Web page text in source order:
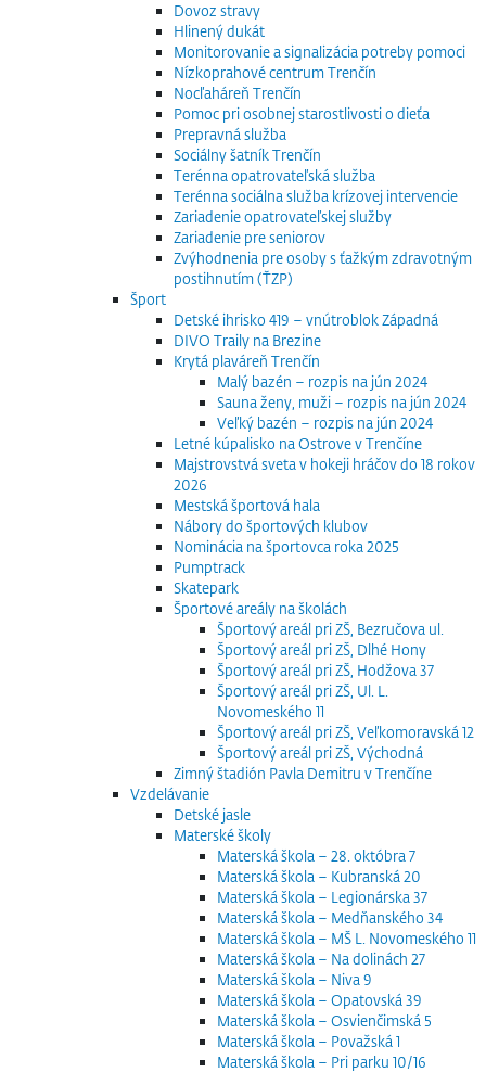
Dovoz stravy
Hlinený dukát
Monitorovanie a signalizácia potreby pomoci
Nízkoprahové centrum Trenčín
Nocľaháreň Trenčín
Pomoc pri osobnej starostlivosti o dieťa
Prepravná služba
Sociálny šatník Trenčín
Terénna opatrovateľská služba
Terénna sociálna služba krízovej intervencie
Zariadenie opatrovateľskej služby
Zariadenie pre seniorov
Zvýhodnenia pre osoby s ťažkým zdravotným
postihnutím (ŤZP)
Šport
Detské ihrisko 419 – vnútroblok Západná
DIVO Traily na Brezine
Krytá plaváreň Trenčín
Malý bazén – rozpis na jún 2024
Sauna ženy, muži – rozpis na jún 2024
Veľký bazén – rozpis na jún 2024
Letné kúpalisko na Ostrove v Trenčíne
Majstrovstvá sveta v hokeji hráčov do 18 rokov
2026
Mestská športová hala
Nábory do športových klubov
Nominácia na športovca roka 2025
Pumptrack
Skatepark
Športové areály na školách
Športový areál pri ZŠ, Bezručova ul.
Športový areál pri ZŠ, Dlhé Hony
Športový areál pri ZŠ, Hodžova 37
Športový areál pri ZŠ, Ul. L.
Novomeského 11
Športový areál pri ZŠ, Veľkomoravská 12
Športový areál pri ZŠ, Východná
Zimný štadión Pavla Demitru v Trenčíne
Vzdelávanie
Detské jasle
Materské školy
Materská škola – 28. októbra 7
Materská škola – Kubranská 20
Materská škola – Legionárska 37
Materská škola – Medňanského 34
Materská škola – MŠ L. Novomeského 11
Materská škola – Na dolinách 27
Materská škola – Niva 9
Materská škola – Opatovská 39
Materská škola – Osvienčimská 5
Materská škola – Považská 1
Materská škola – Pri parku 10/16